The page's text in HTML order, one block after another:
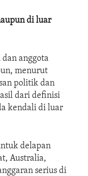
di luar
anggota
menurut
politik dan
dari definisi
kendali di luar
delapan
Australia,
serius di